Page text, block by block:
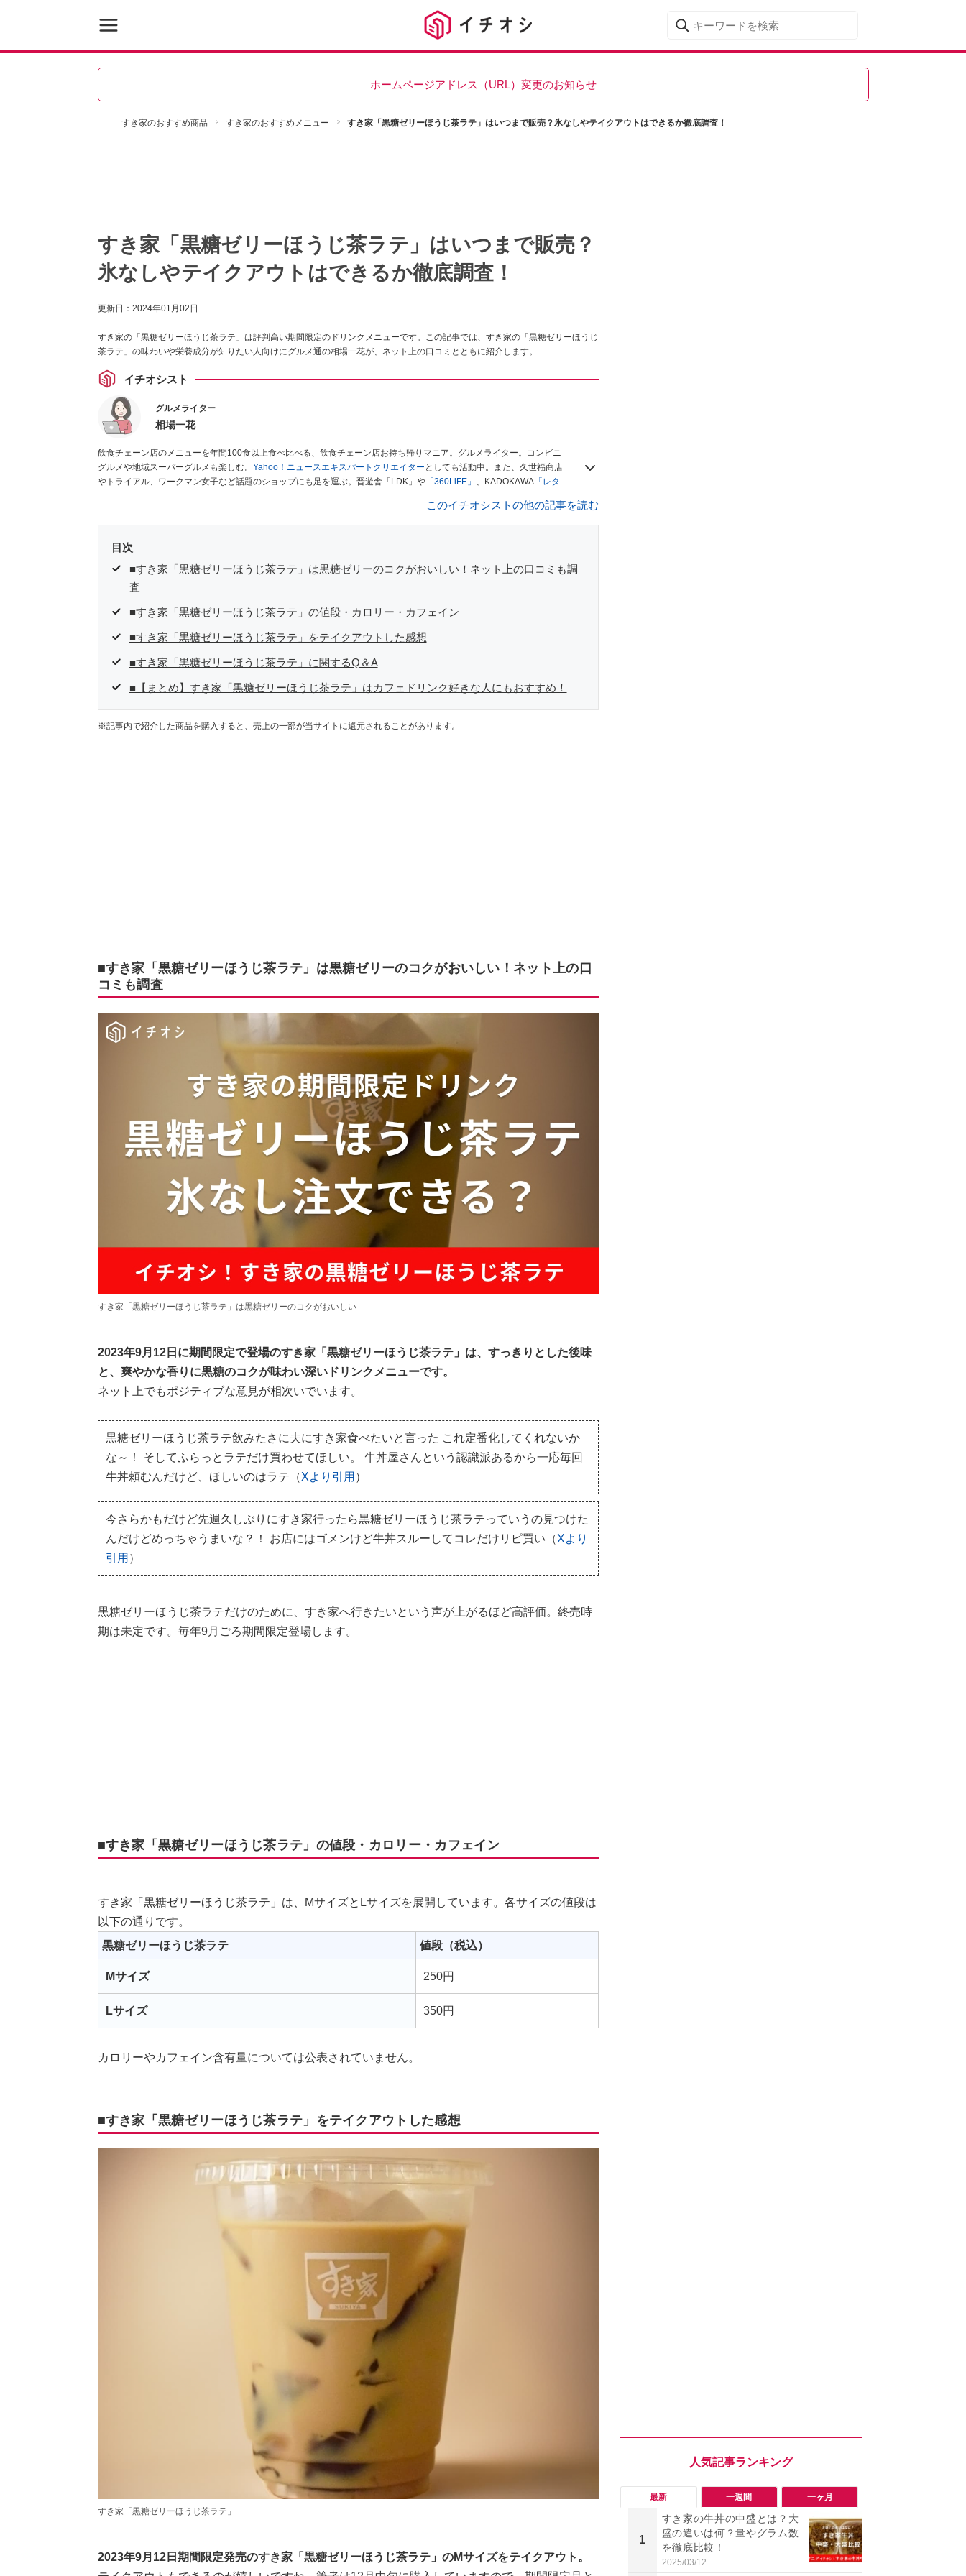
ホームページアドレス（URL）変更のお知らせ
すき家のおすすめ商品 すき家のおすすめメニュー すき家「黒糖ゼリーほうじ茶ラテ」はいつまで販売？氷なしやテイクアウトはできるか徹底調査！
すき家「黒糖ゼリーほうじ茶ラテ」はいつまで販売？
氷なしやテイクアウトはできるか徹底調査！
更新日： 2024年01月02日
すき家の「黒糖ゼリーほうじ茶ラテ」は評判高い期間限定のドリンクメニューです。この記事では、すき家の「黒糖ゼリーほうじ
茶ラテ」の味わいや栄養成分が知りたい人向けにグルメ通の相場一花が、ネット上の口コミとともに紹介します。
イチオシスト
グルメライター
相場一花
飲食チェーン店のメニューを年間100食以上食べ比べる、飲食チェーン店お持ち帰りマニア。グルメライター。コンビニ
グルメや地域スーパーグルメも楽しむ。 Yahoo！ニュースエキスパートクリエイター としても活動中。また、久世福商店
やトライアル、ワークマン女子など話題のショップにも足を運ぶ。晋遊舎「LDK」や「360LiFE」 、KADOKAWA「レタス
このイチオシストの他の記事を読む
目次
■すき家「黒糖ゼリーほうじ茶ラテ」は黒糖ゼリーのコクがおいしい！ネット上の口コミも調
査
■すき家「黒糖ゼリーほうじ茶ラテ」の値段・カロリー・カフェイン
■すき家「黒糖ゼリーほうじ茶ラテ」をテイクアウトした感想
■すき家「黒糖ゼリーほうじ茶ラテ」に関するQ＆A
■【まとめ】すき家「黒糖ゼリーほうじ茶ラテ」はカフェドリンク好きな人にもおすすめ！
※記事内で紹介した商品を購入すると、売上の一部が当サイトに還元されることがあります。
■すき家「黒糖ゼリーほうじ茶ラテ」は黒糖ゼリーのコクがおいしい！ネット上の口
コミも調査
すき家「黒糖ゼリーほうじ茶ラテ」は黒糖ゼリーのコクがおいしい
2023年9月12日に期間限定で登場のすき家「黒糖ゼリーほうじ茶ラテ」は、すっきりとした後味
と、爽やかな香りに黒糖のコクが味わい深いドリンクメニューです。
ネット上でもポジティブな意見が相次いでいます。
黒糖ゼリーほうじ茶ラテ飲みたさに夫にすき家食べたいと言った これ定番化してくれないか
な～！ そしてふらっとラテだけ買わせてほしい。 牛丼屋さんという認識派あるから一応毎回
牛丼頼むんだけど、ほしいのはラテ（Xより引用 ）
今さらかもだけど先週久しぶりにすき家行ったら黒糖ゼリーほうじ茶ラテっていうの見つけた
んだけどめっちゃうまいな？！ お店にはゴメンけど牛丼スルーしてコレだけリピ買い（Xより
引用 ）
黒糖ゼリーほうじ茶ラテだけのために、すき家へ行きたいという声が上がるほど高評価。終売時
期は未定です。毎年9月ごろ期間限定登場します。
■すき家「黒糖ゼリーほうじ茶ラテ」の値段・カロリー・カフェイン
すき家「黒糖ゼリーほうじ茶ラテ」は、MサイズとLサイズを展開しています。各サイズの値段は
以下の通りです。
黒糖ゼリーほうじ茶ラテ
値段（税込）
Mサイズ 250円
Lサイズ 350円
カロリーやカフェイン含有量については公表されていません。
■すき家「黒糖ゼリーほうじ茶ラテ」をテイクアウトした感想
すき家「黒糖ゼリーほうじ茶ラテ」
2023年9月12日期間限定発売のすき家「黒糖ゼリーほうじ茶ラテ」のMサイズをテイクアウト。
最新 一週間 一ヶ月
1
すき家の牛丼の中盛とは？大
盛の違いは何？量やグラム数
を徹底比較！
2025/03/12